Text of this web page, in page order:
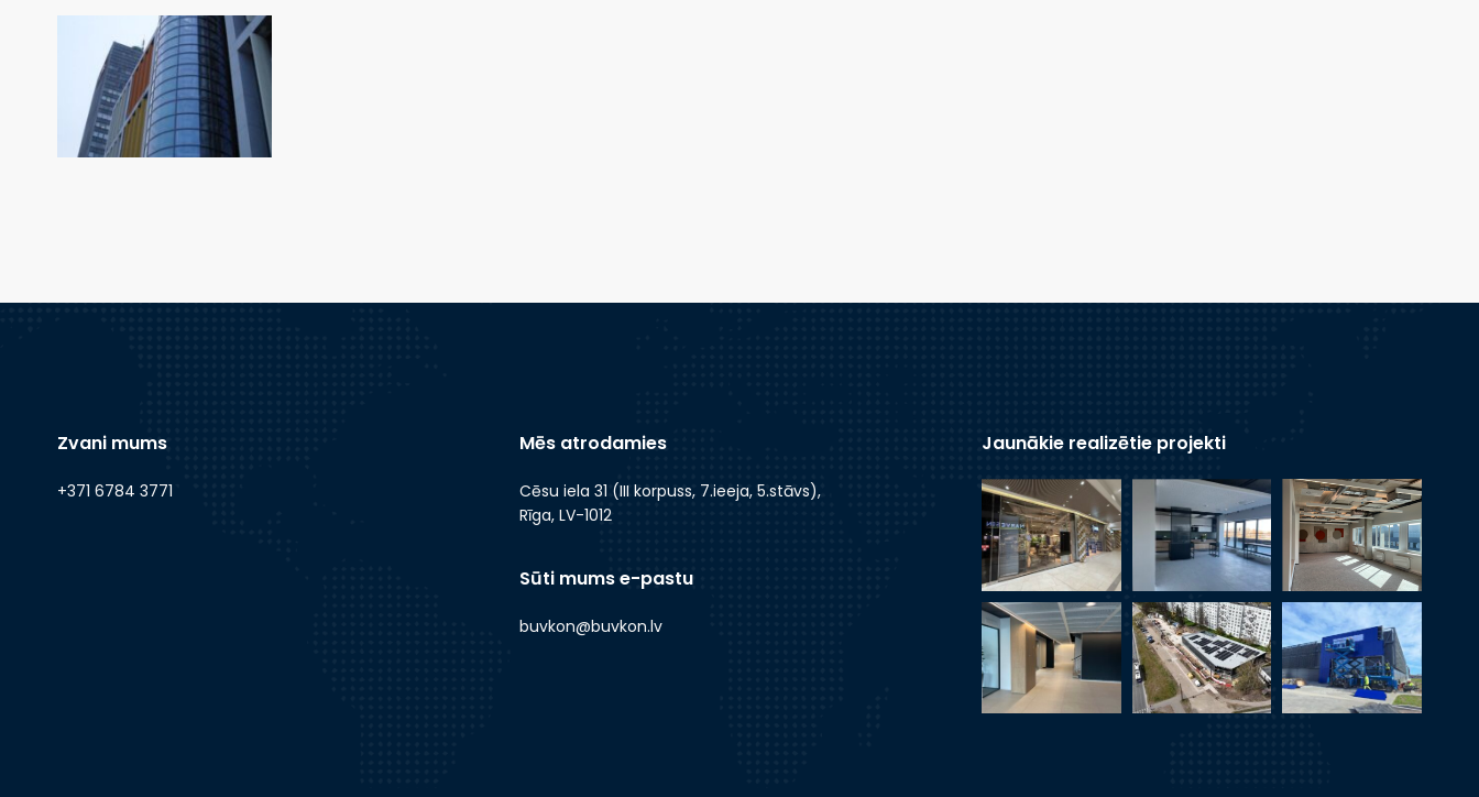
Zvani mums
+371 6784 3771
Mēs atrodamies
Cēsu iela 31 (III korpuss, 7.ieeja, 5.stāvs),
Rīga, LV-1012
Sūti mums e-pastu
buvkon@buvkon.lv
Jaunākie realizētie projekti